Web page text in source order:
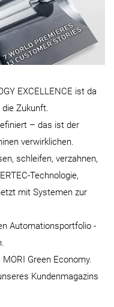
EXCELLENCE ist da
Zukunft.
– das ist der
verwirklichen.
schleifen, verzahnen,
Technologie,
mit Systemen zur
Automationsportfolio -
Green Economy.
Kundenmagazins